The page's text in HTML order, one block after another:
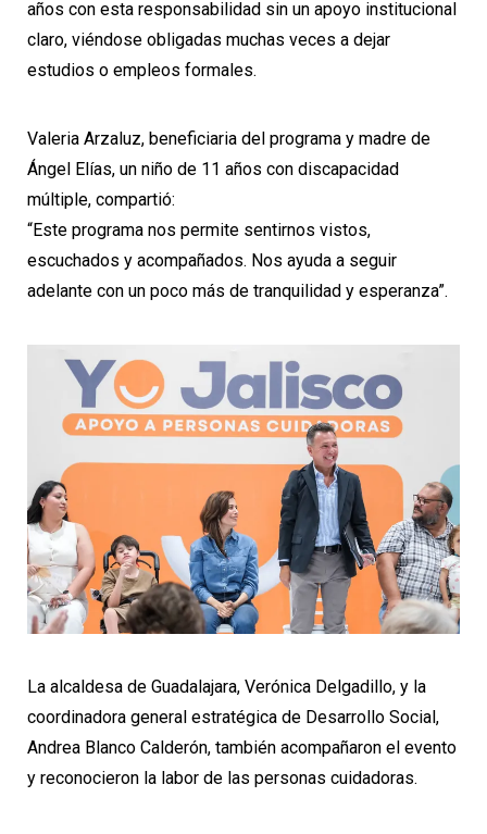
años con esta responsabilidad sin un apoyo institucional
claro, viéndose obligadas muchas veces a dejar
estudios o empleos formales.
Valeria Arzaluz, beneficiaria del programa y madre de
Ángel Elías, un niño de 11 años con discapacidad
múltiple, compartió:
“Este programa nos permite sentirnos vistos,
escuchados y acompañados. Nos ayuda a seguir
adelante con un poco más de tranquilidad y esperanza”.
La alcaldesa de Guadalajara, Verónica Delgadillo, y la
coordinadora general estratégica de Desarrollo Social,
Andrea Blanco Calderón, también acompañaron el evento
y reconocieron la labor de las personas cuidadoras.